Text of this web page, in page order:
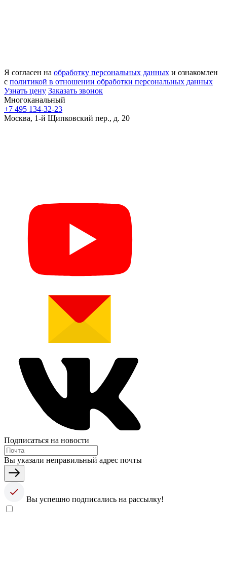
Я согласен на обработку персональных данных и ознакомлен
с политикой в отношении обработки персональных данных
Узнать цену Заказать звонок
Многоканальный
+7 495 134-32-23
Москва, 1-й Щипковский пер., д. 20
Подписаться на новости
Вы указали неправильный адрес почты
Вы успешно подписались на рассылку!